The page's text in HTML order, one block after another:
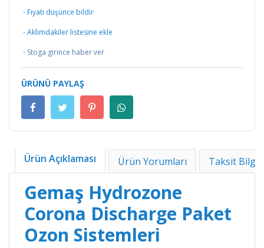
· Fiyatı düşünce bildir
· Aklımdakiler listesine ekle
· Stoga girince haber ver
ÜRÜNÜ PAYLAŞ
Ürün Açıklaması Ürün Yorumları Taksit
Gemaş Hydrozone
Corona Discharge Paket
Ozon Sistemleri